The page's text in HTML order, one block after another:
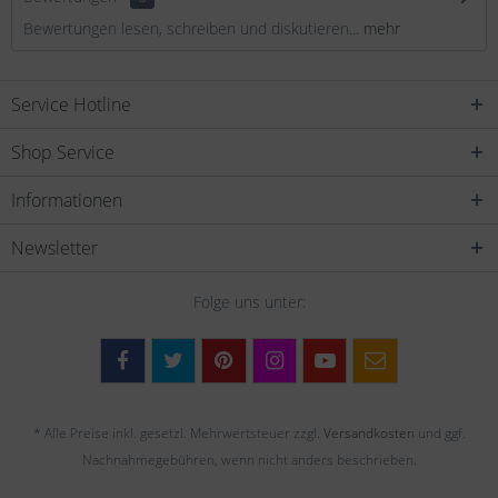
Bewertungen lesen, schreiben und diskutieren... mehr
Service Hotline
Shop Service
Informationen
Newsletter
Folge uns unter:
* Alle Preise inkl. gesetzl. Mehrwertsteuer zzgl. Versandkosten und ggf.
Nachnahmegebühren, wenn nicht anders beschrieben.